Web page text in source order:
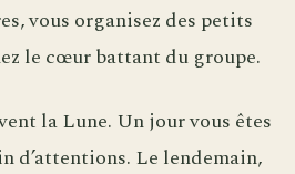
vous organisez des petits
le cœur battant du groupe.
la Lune. Un jour vous êtes
d’attentions. Le lendemain,